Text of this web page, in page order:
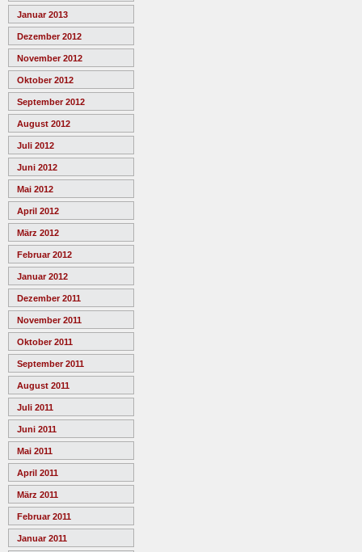
Januar 2013
Dezember 2012
November 2012
Oktober 2012
September 2012
August 2012
Juli 2012
Juni 2012
Mai 2012
April 2012
März 2012
Februar 2012
Januar 2012
Dezember 2011
November 2011
Oktober 2011
September 2011
August 2011
Juli 2011
Juni 2011
Mai 2011
April 2011
März 2011
Februar 2011
Januar 2011